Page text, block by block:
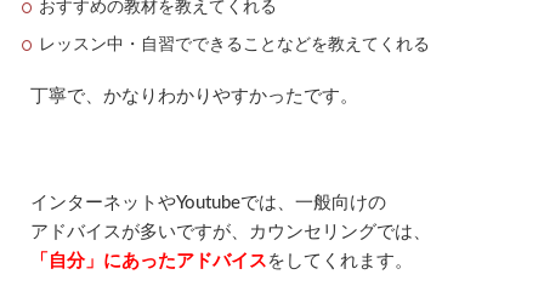
おすすめの教材を教えてくれる
レッスン中・自習でできることなどを教えてくれる
丁寧で、かなりわかりやすかったです。
インターネットやYoutubeでは、一般向けの
アドバイスが多いですが、カウンセリングでは、
「自分」にあったアドバイス をしてくれます。